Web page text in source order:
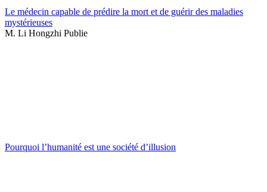
Le médecin capable de prédire la mort et de guérir des maladies
mystérieuses
M. Li Hongzhi Publie
Pourquoi l’humanité est une société d’illusion